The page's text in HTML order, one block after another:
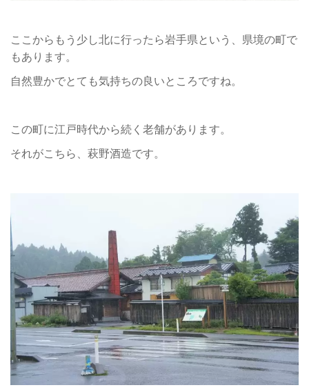
ここからもう少し北に行ったら岩手県という、県境の町で
もあります。
自然豊かでとても気持ちの良いところですね。
この町に江戸時代から続く老舗があります。
それがこちら、萩野酒造です。